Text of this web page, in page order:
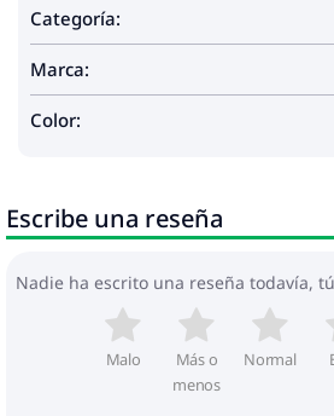
Categoría:
Marca:
Color:
Escribe una reseña
Nadie ha escrito una reseña todavía,
Malo
Más o
menos
Normal